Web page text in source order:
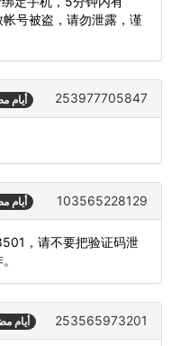
号被盗，请勿泄露，谨
267 253977705847
267 103565228129
，请不要把验证码泄
268 253565973201